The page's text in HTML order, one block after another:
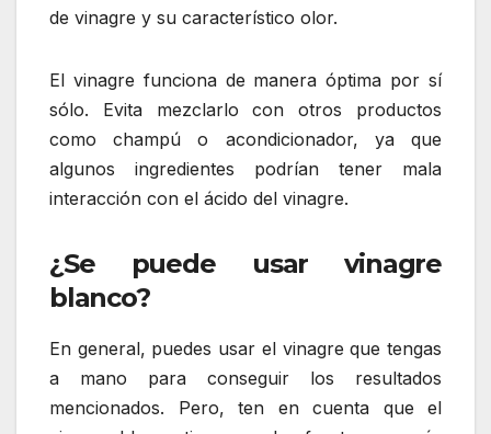
de vinagre y su característico olor.
El vinagre funciona de manera óptima por sí
sólo. Evita mezclarlo con otros productos
como champú o acondicionador, ya que
algunos ingredientes podrían tener mala
interacción con el ácido del vinagre.
¿Se puede usar vinagre
blanco?
En general, puedes usar el vinagre que tengas
a mano para conseguir los resultados
mencionados. Pero, ten en cuenta que el